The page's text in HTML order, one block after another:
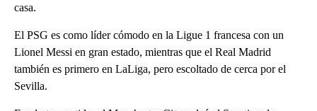
casa.
El PSG es como líder cómodo en la Ligue 1 francesa con un
Lionel Messi en gran estado, mientras que el Real Madrid
también es primero en LaLiga, pero escoltado de cerca por el
Sevilla.